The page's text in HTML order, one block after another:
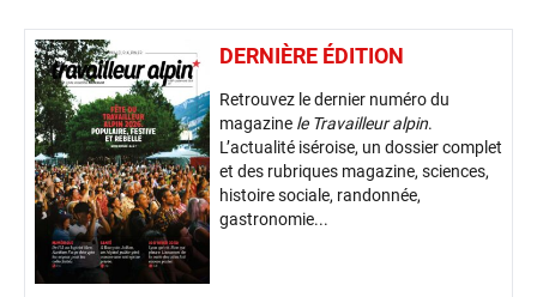
DERNIÈRE ÉDITION
Retrouvez le dernier numéro du
magazine le Travailleur alpin.
L’actualité iséroise, un dossier complet
et des rubriques magazine, sciences,
histoire sociale, randonnée,
gastronomie...